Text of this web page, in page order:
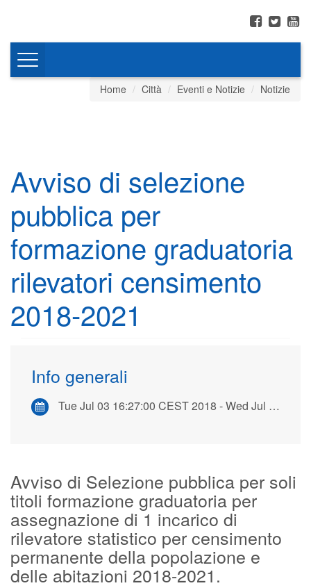
Toggle
Home
Città Eventi e Notizie Notizie
Avviso di selezione
pubblica per
formazione graduatoria
rilevatori censimento
2018-2021
Info generali
Tue Jul 03 16:27:00 CEST 2018 - Wed Jul 18 12:30:00 CEST 2018
Avviso di Selezione pubblica per soli
titoli formazione graduatoria per
assegnazione di 1 incarico di
rilevatore statistico per censimento
permanente della popolazione e
delle abitazioni 2018-2021.